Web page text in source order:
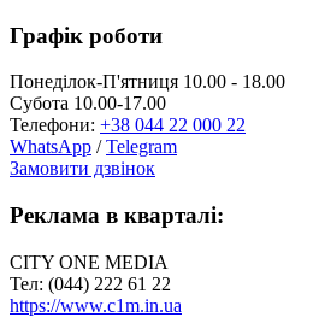
Графік роботи
Понеділок-П'ятниця 10.00 - 18.00
Субота 10.00-17.00
Телефони: +38 044 22 000 22
WhatsApp /Telegram
Замовити дзвінок
Реклама в кварталі:
CITY ONE MEDIA
Тел: (044) 222 61 22
https://www.c1m.in.ua